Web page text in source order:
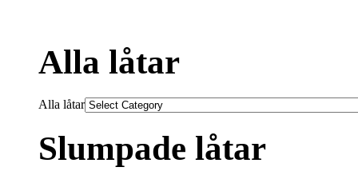
Alla låtar
Alla låtar
Slumpade låtar